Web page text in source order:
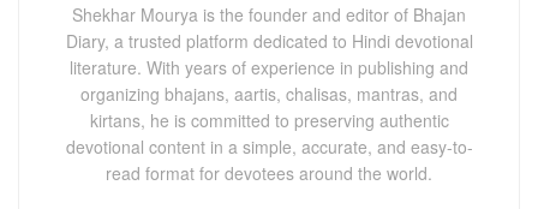
Shekhar Mourya is the founder and editor of Bhajan
Diary, a trusted platform dedicated to Hindi devotional
literature. With years of experience in publishing and
organizing bhajans, aartis, chalisas, mantras, and
kirtans, he is committed to preserving authentic
devotional content in a simple, accurate, and easy-to-
read format for devotees around the world.